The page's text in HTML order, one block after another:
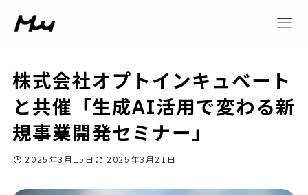
株式会社オプトインキュベート
と共催「生成AI活用で変わる新
規事業開発セミナー」
2025年3月15日 2025年3月21日